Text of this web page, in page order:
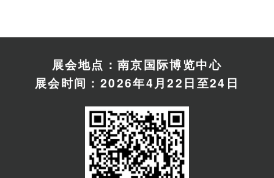
展会地点：南京国际博览中心
展会时间：2026年4月22日至24日